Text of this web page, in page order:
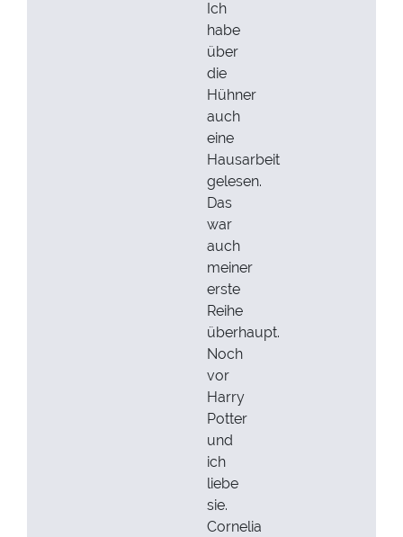
Ich
habe
über
die
Hühner
auch
eine
Hausarbeit
gelesen.
Das
war
auch
meiner
erste
Reihe
überhaupt.
Noch
vor
Harry
Potter
und
ich
liebe
sie.
Cornelia